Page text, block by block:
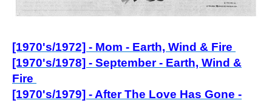
[1970's/1972] - Mom - Earth, Wind & Fire
[1970's/1978] - September - Earth, Wind &
Fire
[1970's/1979] - After The Love Has Gone -